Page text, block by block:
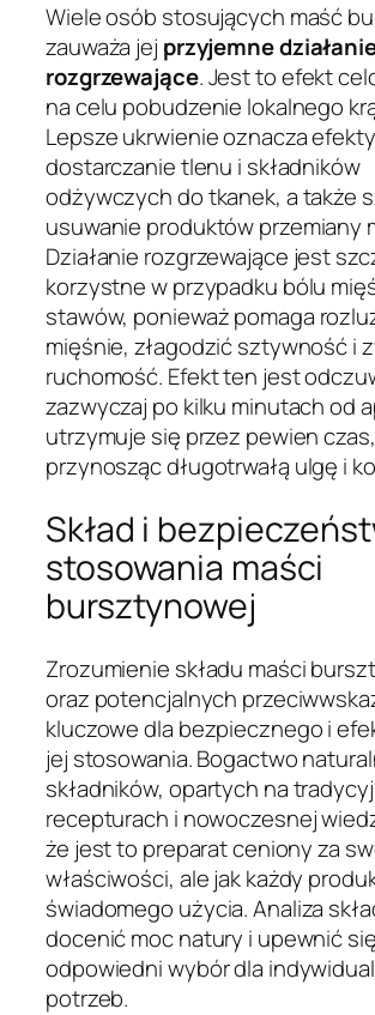
Wiele osób stosujących maść
zauważa jej przyjemne
rozgrzewające. Jest to efekt
na celu pobudzenie lokalnego
Lepsze ukrwienie oznacza
dostarczanie tlenu i składników
odżywczych do tkanek, a także
usuwanie produktów przemiany
Działanie rozgrzewające jest
korzystne w przypadku bólu
stawów, ponieważ pomaga
mięśnie, złagodzić sztywność i
ruchomość. Efekt ten jest
zazwyczaj po kilku minutach od
utrzymuje się przez pewien czas,
przynosząc długotrwałą ulgę i
Skład i
stosowania maści
bursztynowej
Zrozumienie składu maści
oraz potencjalnych
kluczowe dla bezpiecznego i
jej stosowania. Bogactwo
składników, opartych na
recepturach i nowoczesnej
że jest to preparat ceniony za
właściwości, ale jak każdy
świadomego użycia. Analiza
docenić moc natury i upewnić
odpowiedni wybór dla
potrzeb.